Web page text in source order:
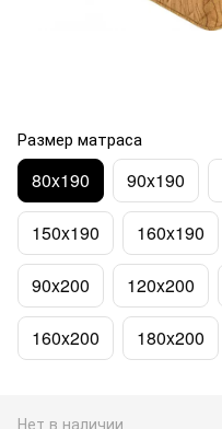
Размер матраса
80x190 90x190
150x190 160x190
90x200 120x200
160x200 180x200
Нет в наличии